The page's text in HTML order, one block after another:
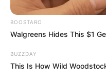
BOOSTARO
Walgreens Hides This $1
BUZZDAY
This Is How Wild